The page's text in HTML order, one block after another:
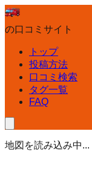
の口コミサイト
トップ
投稿方法
口コミ検索
タグ一覧
FAQ
地図を読み込み中...